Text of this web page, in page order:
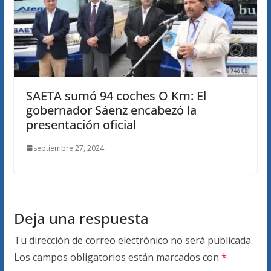
SAETA sumó 94 coches O Km: El
gobernador Sáenz encabezó la
presentación oficial
septiembre 27, 2024
Deja una respuesta
Tu dirección de correo electrónico no será publicada.
Los campos obligatorios están marcados con *